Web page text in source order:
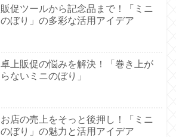
販促ツールから記念品まで！「ミニ
のぼり」の多彩な活用アイデア
卓上販促の悩みを解決！「巻き上が
らないミニのぼり」
お店の売上をそっと後押し！「ミニ
のぼり」の魅力と活用アイデア